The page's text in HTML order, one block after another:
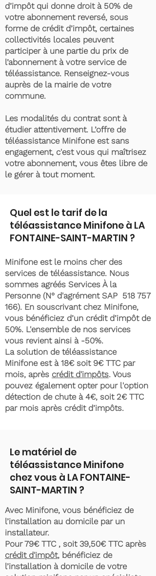
d’impôt qui donne droit à 50% de
votre abonnement reversé, sous
forme de crédit d’impôt, certaines
collectivités locales peuvent
participer à une partie du prix de
l’abonnement à votre service de
téléassistance. Renseignez-vous
auprès de la mairie de votre
commune.
Les modalités du contrat sont à
étudier attentivement. L’offre de
téléassistance Minifone est sans
engagement, c'est vous qui maîtrisez
votre abonnement, vous êtes libre de
le gérer à tout moment.
Quel est le tarif de la
téléassistance Minifone à LA
FONTAINE-SAINT-MARTIN ?
Minifone est le moins cher des
services de téléassistance. Nous
sommes agréés Services À la
Personne (N° d'agrément SAP 518 757
166). En souscrivant chez Minifone,
vous bénéficiez d’un crédit d’impôt de
50%. L'ensemble de nos services
vous revient ainsi à -50%.
La solution de téléassistance
Minifone est à 18€ soit 9€ TTC par
mois, après crédit d'impôts. Vous
pouvez également opter pour l'option
détection de chute à 4€, soit 2€ TTC
par mois après crédit d’impôts.
Le matériel de
téléassistance Minifone
chez vous à LA FONTAINE-
SAINT-MARTIN ?
Avec Minifone, vous bénéficiez de
l’installation au domicile par un
installateur.
Pour 79€ TTC , soit 39,50€ TTC après
crédit d'impôt, bénéficiez de
l’installation à domicile de votre